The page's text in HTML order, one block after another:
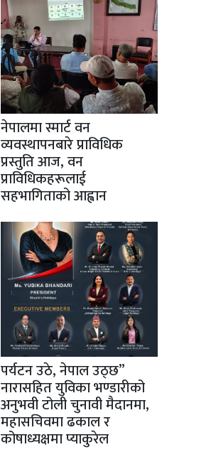
नेपालमा स्मार्ट वन
व्यवस्थापनबारे प्राविधिक
प्रस्तुति आज, वन
प्राविधिकहरूलाई
सहभागिताको आह्वान
पर्यटन उठे, नेपाल उठ्छ”
नारासहित युविका भण्डारीको
अनुभवी टोली चुनावी मैदानमा,
महासचिवमा ढकाल र
कोषाध्यक्षमा प्याकुरेल